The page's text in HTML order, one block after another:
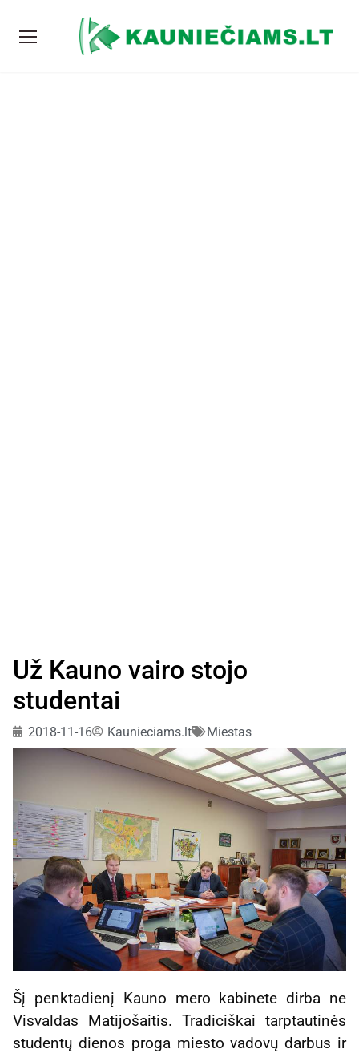
Už Kauno vairo stojo
studentai
2018-11-16 Kaunieciams.lt Miestas
Šį penktadienį Kauno mero kabinete dirba ne
Visvaldas Matijošaitis. Tradiciškai tarptautinės
studentų dienos proga miesto vadovų darbus ir